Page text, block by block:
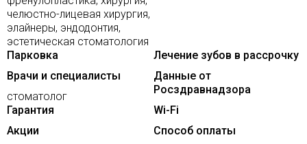
челюстно-лицевая хирургия,
элайнеры, эндодонтия,
эстетическая стоматология
Парковка
Лечение зубов в рассрочку
Врачи и специалисты
стоматолог
Данные от
Росздравнадзора
Гарантия
Wi-Fi
Акции
Способ оплаты